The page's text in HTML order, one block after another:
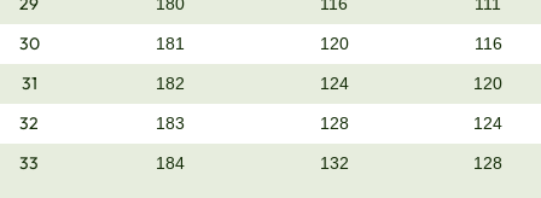
30 181 120 116
31 182 124 120
32 183 128 124
33 184 132 128